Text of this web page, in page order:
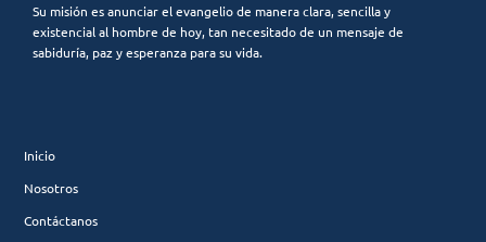
Su misión es anunciar el evangelio de manera clara, sencilla y
existencial al hombre de hoy, tan necesitado de un mensaje de
sabiduría, paz y esperanza para su vida.
Inicio
Nosotros
Contáctanos